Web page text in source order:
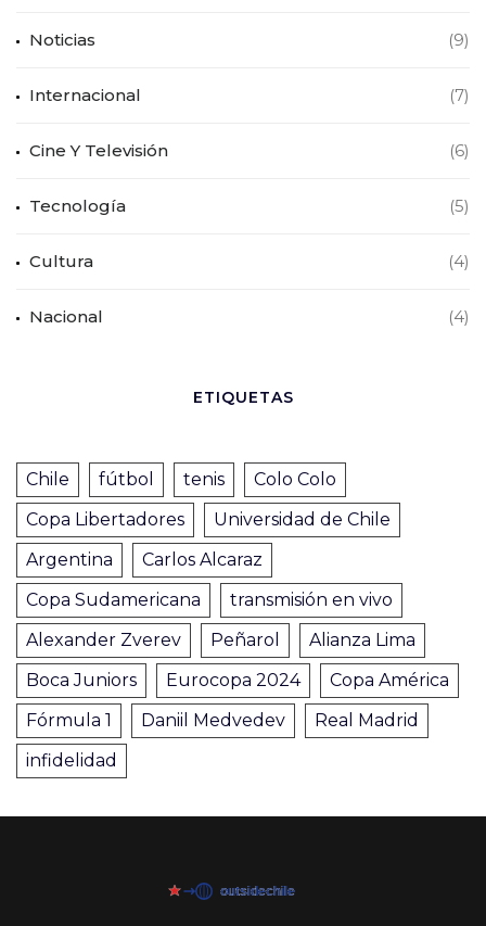
Noticias (9)
Internacional (7)
Cine Y Televisión (6)
Tecnología (5)
Cultura (4)
Nacional (4)
ETIQUETAS
Chile fútbol tenis
Colo Colo
Copa Libertadores
Universidad de Chile
Argentina
Carlos Alcaraz
Copa Sudamericana
transmisión en vivo
Alexander Zverev
Peñarol
Alianza Lima
Boca Juniors
Eurocopa 2024
Copa América
Fórmula 1
Daniil Medvedev
Real Madrid
infidelidad